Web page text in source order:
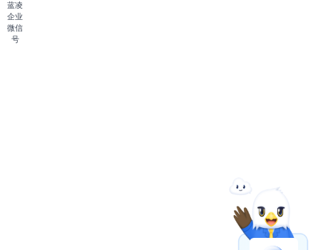
蓝凌
企业
微信
号